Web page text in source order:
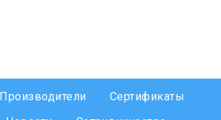
Производители
Сертификаты